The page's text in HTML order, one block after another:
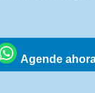
Agende